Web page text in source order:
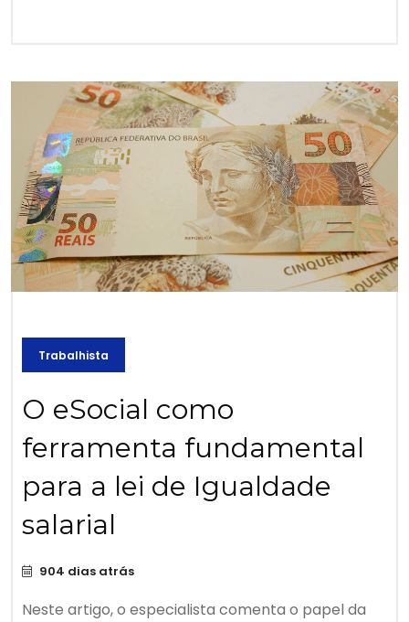
Trabalhista
O eSocial como
ferramenta fundamental
para a lei de Igualdade
salarial
904 dias atrás
Neste artigo, o especialista comenta o papel da